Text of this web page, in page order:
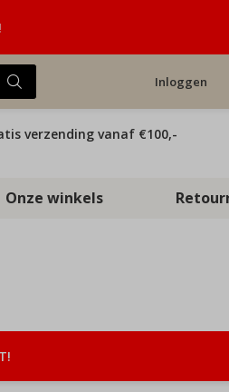
Inloggen
verzending vanaf €100,-
Onze winkels